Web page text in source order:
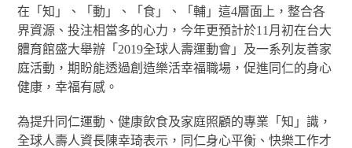
在「知」、「動」、「食」、「輔」這4層面上，整合各
界資源、投注相當多的心力，今年更預計於11月初在台大
體育館盛大舉辦「2019全球人壽運動會」及一系列友善家
庭活動，期盼能透過創造樂活幸福職場，促進同仁的身心
健康，幸福有感。
為提升同仁運動、健康飲食及家庭照顧的專業「知」識，
全球人壽人資長陳幸琦表示，同仁身心平衡、快樂工作才